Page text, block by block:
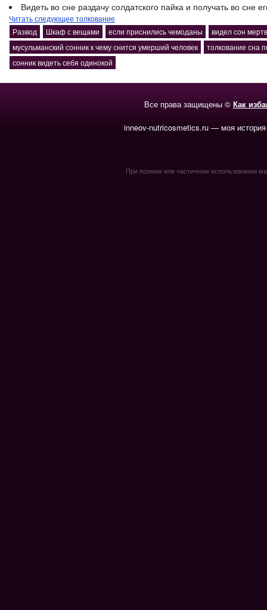
Видеть во сне раздачу солдатского пайка и получать во
Читать следующее толкование
Развод
Шкаф с вещами если приснились чемоданы
видел сон
мусульманский сонник к чему снится умерший человек
толкование сна
сонник видеть себя одинокой
Все права защищены © Как
inneov-nutricosmetics.ru — моя
При полном или частичном использовании